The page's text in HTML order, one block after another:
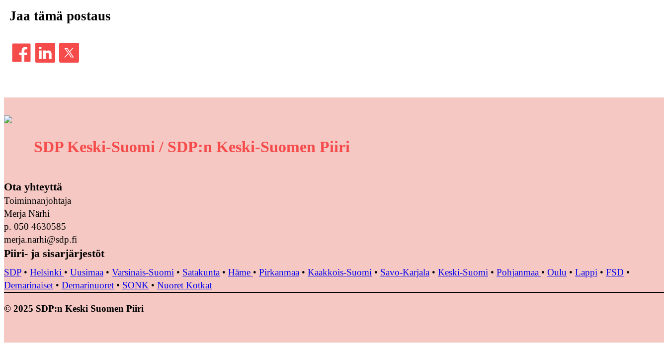
Jaa tämä postaus
SDP Keski-Suomi / SDP:n Keski-Suomen Piiri
Ota yhteyttä
Toiminnanjohtaja
Merja Närhi
p. 050 4630585
merja.narhi@sdp.fi
Piiri- ja sisarjärjestöt
SDP • Helsinki • Uusimaa • Varsinais-Suomi • Satakunta • Häme • Pirkanmaa • Kaakkois-Suomi • Savo-Karjala • Keski-Suomi • Pohjanmaa • Oulu • Lappi • FSD •
Demarinaiset • Demarinuoret • SONK • Nuoret Kotkat
© 2025 SDP:n Keski Suomen Piiri